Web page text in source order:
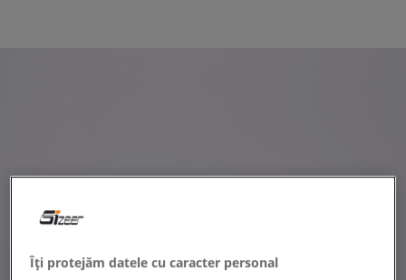
Îți protejăm datele cu caracter personal